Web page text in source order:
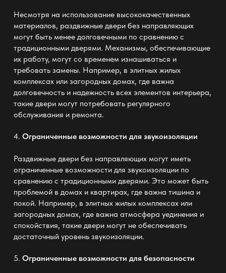
Несмотря на использование высококачественных
материалов, раздвижные двери без направляющих
могут быть менее долговечными по сравнению с
традиционными дверями. Механизмы, обеспечивающие
их работу, могут со временем изнашиваться и
требовать замены. Например, в элитных жилых
комплексах или загородных домах, где важна
долговечность и надежность всех элементов интерьера,
такие двери могут потребовать регулярного
обслуживания и ремонта.
4. Ограниченные возможности для звукоизоляции
Раздвижные двери без направляющих могут иметь
ограниченные возможности для звукоизоляции по
сравнению с традиционными дверями. Это может быть
проблемой в домах и квартирах, где важна тишина и
покой. Например, в элитных жилых комплексах или
загородных домах, где важна атмосфера уединения и
спокойствия, такие двери могут не обеспечивать
достаточный уровень звукоизоляции.
5. Ограниченные возможности для безопасности